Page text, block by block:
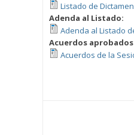
Listado de
Adenda al Listado:
Adenda al Listado
Acuerdos aprobados
Acuerdos de la